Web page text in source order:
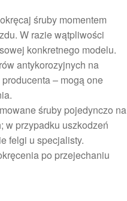
śruby momentem
W razie wątpliwości
konkretnego modelu.
antykorozyjnych na
– mogą one
śruby pojedynczo na
w przypadku uszkodzeń
felgi u specjalisty.
po przejechaniu